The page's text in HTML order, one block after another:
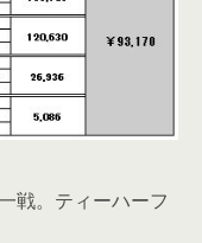
戦。ティーハーフ